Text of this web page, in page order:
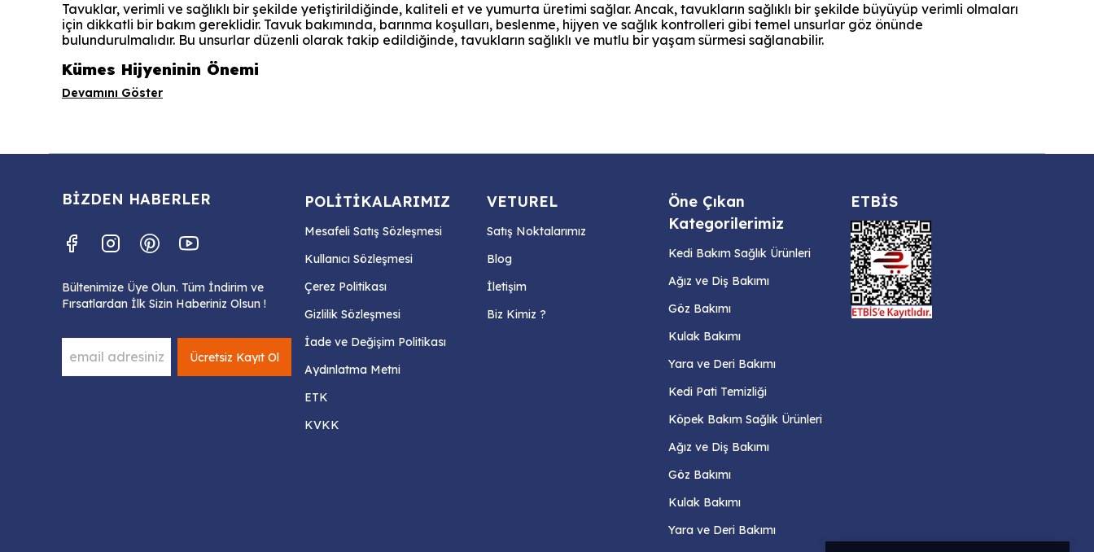
Tavuklar, verimli ve sağlıklı bir şekilde yetiştirildiğinde, kaliteli et ve yumurta üretimi sağlar. Ancak, tavukların sağlıklı bir şekilde büyüyüp verimli olmaları
için dikkatli bir bakım gereklidir. Tavuk bakımında, barınma koşulları, beslenme, hijyen ve sağlık kontrolleri gibi temel unsurlar göz önünde
bulundurulmalıdır. Bu unsurlar düzenli olarak takip edildiğinde, tavukların sağlıklı ve mutlu bir yaşam sürmesi sağlanabilir.
Kümes Hijyeninin Önemi
Devamını Göster
POLİTİKALARIMIZ
Mesafeli Satış Sözleşmesi
Kullanıcı Sözleşmesi
Çerez Politikası
Gizlilik Sözleşmesi
İade ve Değişim Politikası
Aydınlatma Metni
ETK
KVKK
VETUREL
Satış Noktalarımız
Blog
İletişim
Biz Kimiz ?
Öne Çıkan
Kategorilerimiz
Kedi Bakım Sağlık Ürünleri
Ağız ve Diş Bakımı
Göz Bakımı
Kulak Bakımı
Yara ve Deri Bakımı
Kedi Pati Temizliği
Köpek Bakım Sağlık Ürünleri
Ağız ve Diş Bakımı
Göz Bakımı
Kulak Bakımı
Yara ve Deri Bakımı
ETBİS
BİZDEN HABERLER
Bültenimize Üye Olun. Tüm İndirim ve
Fırsatlardan İlk Sizin Haberiniz Olsun !
Ücretsiz Kayıt Ol